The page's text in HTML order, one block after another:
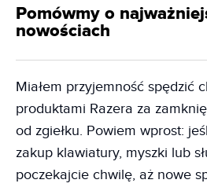
Pomówmy o
nowościach
Miałem przyjemność spędzić
produktami Razera za
od zgiełku. Powiem wprost:
zakup klawiatury, myszki lub
poczekajcie chwilę, aż nowe